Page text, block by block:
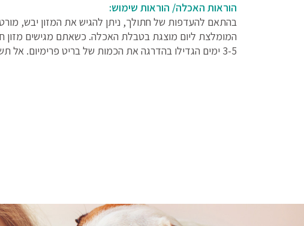
הוראות האכלה/ הוראות שימוש:
בהתאם להעדפות של חתולך, ניתן להגיש את המזון יבש,
המומלצת ליום מוצגת בטבלת האכלה. כשאתם מגישים מזון
3-5 ימים הגדילו בהדרגה את הכמות של בריט פרימיום. אל תשכחו לספק לחתולכם תמיד קערת מי שתייה טריים.